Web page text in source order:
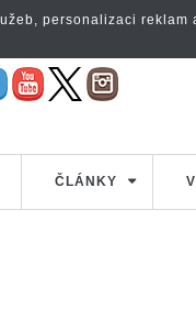
ČLÁNKY
personalizaci